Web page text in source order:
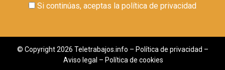
Si continúas, aceptas la política de privacidad
© Copyright 2026 Teletrabajos.info – Política de privacidad –
Aviso legal – Política de cookies